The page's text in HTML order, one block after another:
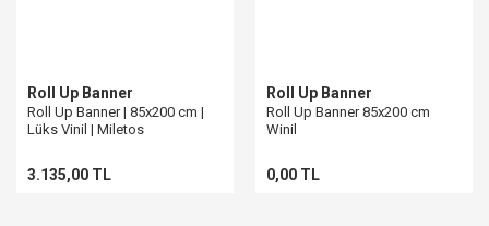
Roll Up Banner
Roll Up Banner | 85x200 cm |
Lüks Vinil | Miletos
3.135,00 TL
Roll Up Banner
Roll Up Banner 85x200 cm
Winil
0,00 TL